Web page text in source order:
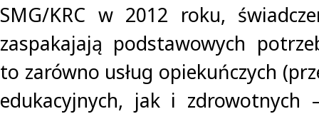
SMG/KRC w 2012 roku,
zaspakajają podstawowych
to zarówno usług opiekuńczych
edukacyjnych, jak i zdrowotnych